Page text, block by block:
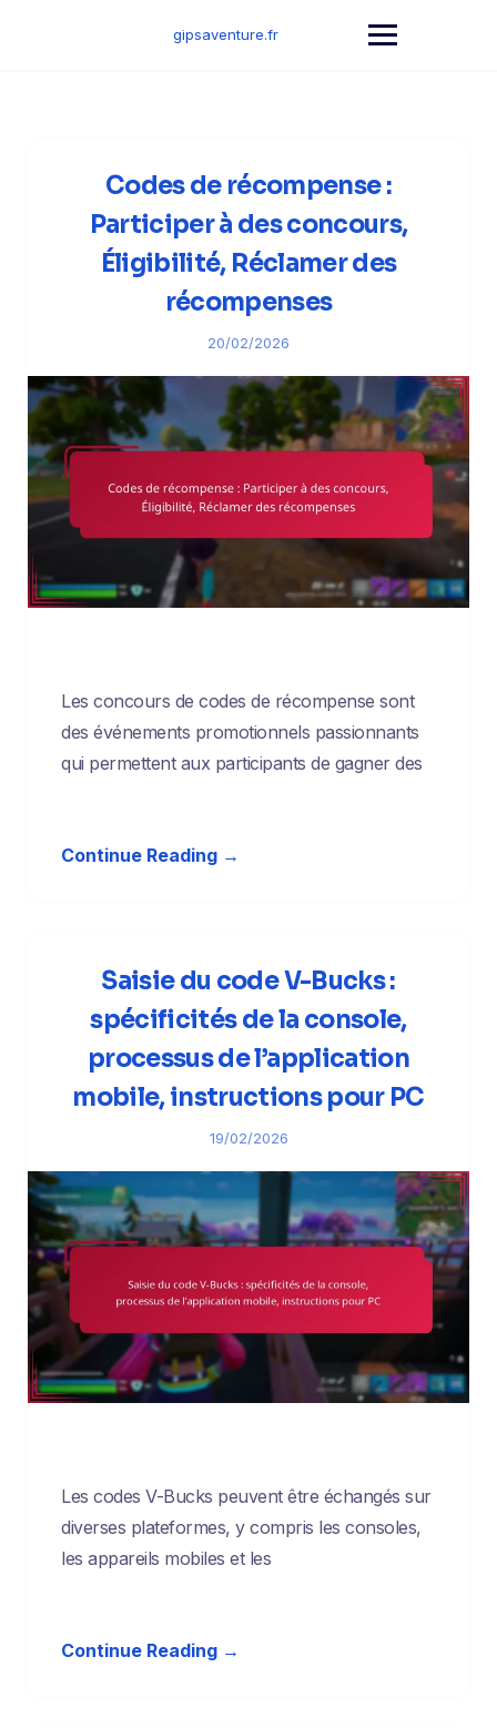
gipsaventure.fr
Codes de récompense :
Participer à des concours,
Éligibilité, Réclamer des
récompenses
20/02/2026
Les concours de codes de récompense sont
des événements promotionnels passionnants
qui permettent aux participants de gagner des
Continue Reading →
Saisie du code V-Bucks :
spécificités de la console,
processus de l’application
mobile, instructions pour PC
19/02/2026
Les codes V-Bucks peuvent être échangés sur
diverses plateformes, y compris les consoles,
les appareils mobiles et les
Continue Reading →